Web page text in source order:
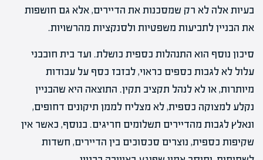
בעיות אלה לא רק שמסכנות את הדיירים, אלא גם חושפות
את הבניין לתביעות משפטיות ולסנקציות מהרשויות.
סיכון נוסף הוא התנהלות כספית כושלת. ועד בית חובבני
עלול לא לגבות כספים כראוי, לבזבז כסף על עבודות
מיותרות, או לא לנהל תקציב תקין. התוצאה היא שהבניין
נקלע למצוקה כספית, לא מצליח לממן תיקונים דחופים,
ונאלץ לגבות מהדיירים תשלומים חריגים. בנוסף, כאשר אין
שקיפות כספית, נוצרים סכסוכים בין הדיירים, חשדות